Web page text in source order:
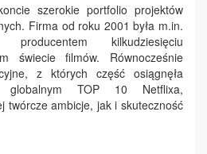
szerokie portfolio projektów
Firma od roku 2001 była m.in.
producentem kilkudziesięciu
świecie filmów. Równocześnie
z których część osiągnęła
TOP 10 Netflixa,
twórcze ambicje, jak i skuteczność